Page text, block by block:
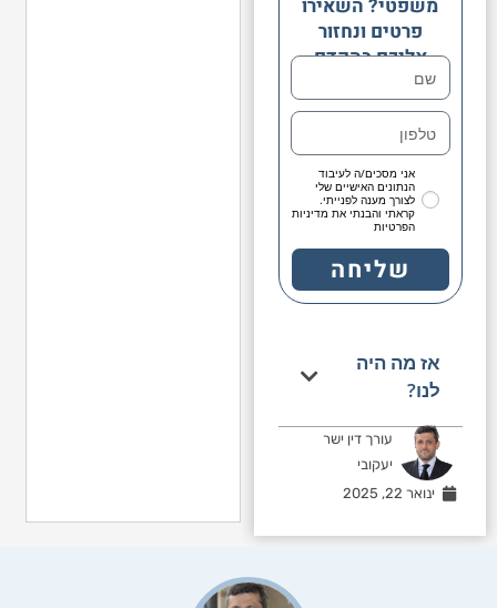
משפטי? השאירו
פרטים ונחזור
אליכם בהקדם
אני מסכים/ה לעיבוד
הנתונים האישיים שלי
לצורך מענה לפנייתי.
קראתי והבנתי את מדיניות
הפרטיות
שליחה
אז מה היה
לנו?
עורך דין ישר
יעקובי
ינואר 22, 2025